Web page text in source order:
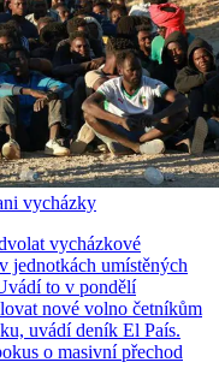
vycházky
vycházkové
jednotkách umístěných
to v pondělí
nové volno četníkům
uvádí deník El País.
o masivní přechod